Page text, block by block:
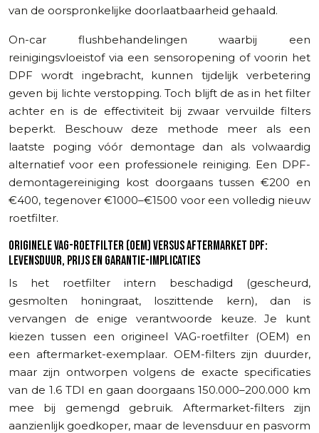
van de oorspronkelijke doorlaatbaarheid gehaald.
On-car flushbehandelingen waarbij een
reinigingsvloeistof via een sensoropening of voorin het
DPF wordt ingebracht, kunnen tijdelijk verbetering
geven bij lichte verstopping. Toch blijft de as in het filter
achter en is de effectiviteit bij zwaar vervuilde filters
beperkt. Beschouw deze methode meer als een
laatste poging vóór demontage dan als volwaardig
alternatief voor een professionele reiniging. Een DPF-
demontagereiniging kost doorgaans tussen €200 en
€400, tegenover €1000–€1500 voor een volledig nieuw
roetfilter.
ORIGINELE VAG-ROETFILTER (OEM) VERSUS AFTERMARKET DPF:
LEVENSDUUR, PRIJS EN GARANTIE-IMPLICATIES
Is het roetfilter intern beschadigd (gescheurd,
gesmolten honingraat, loszittende kern), dan is
vervangen de enige verantwoorde keuze. Je kunt
kiezen tussen een origineel VAG-roetfilter (OEM) en
een aftermarket-exemplaar. OEM-filters zijn duurder,
maar zijn ontworpen volgens de exacte specificaties
van de 1.6 TDI en gaan doorgaans 150.000–200.000 km
mee bij gemengd gebruik. Aftermarket-filters zijn
aanzienlijk goedkoper, maar de levensduur en pasvorm